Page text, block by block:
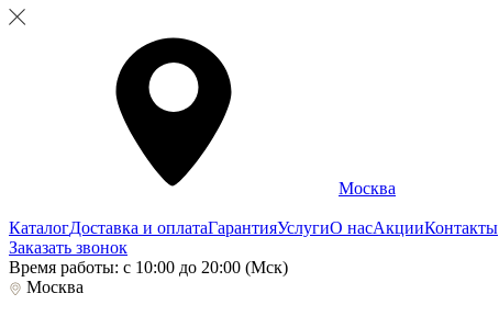
Москва
КаталогДоставка и оплатаГарантияУслугиО насАкцииКонтакты
Заказать звонок
Время работы: с 10:00 до 20:00 (Мск)
Москва